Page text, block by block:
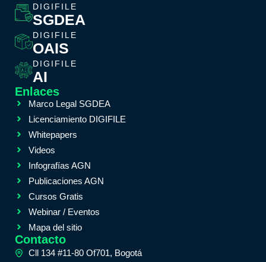
DIGIFILE
SGDEA
DIGIFILE
OAIS
DIGIFILE
AI
Enlaces
Marco Legal SGDEA
Licenciamiento DIGIFILE
Whitepapers
Videos
Infografías AGN
Publicaciones AGN
Cursos Gratis
Webinar / Eventos
Mapa del sitio
Contacto
Cll 134 #11-80 Of701, Bogotá